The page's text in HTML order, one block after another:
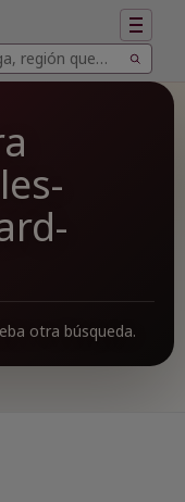
Mostrar
otra búsqueda.